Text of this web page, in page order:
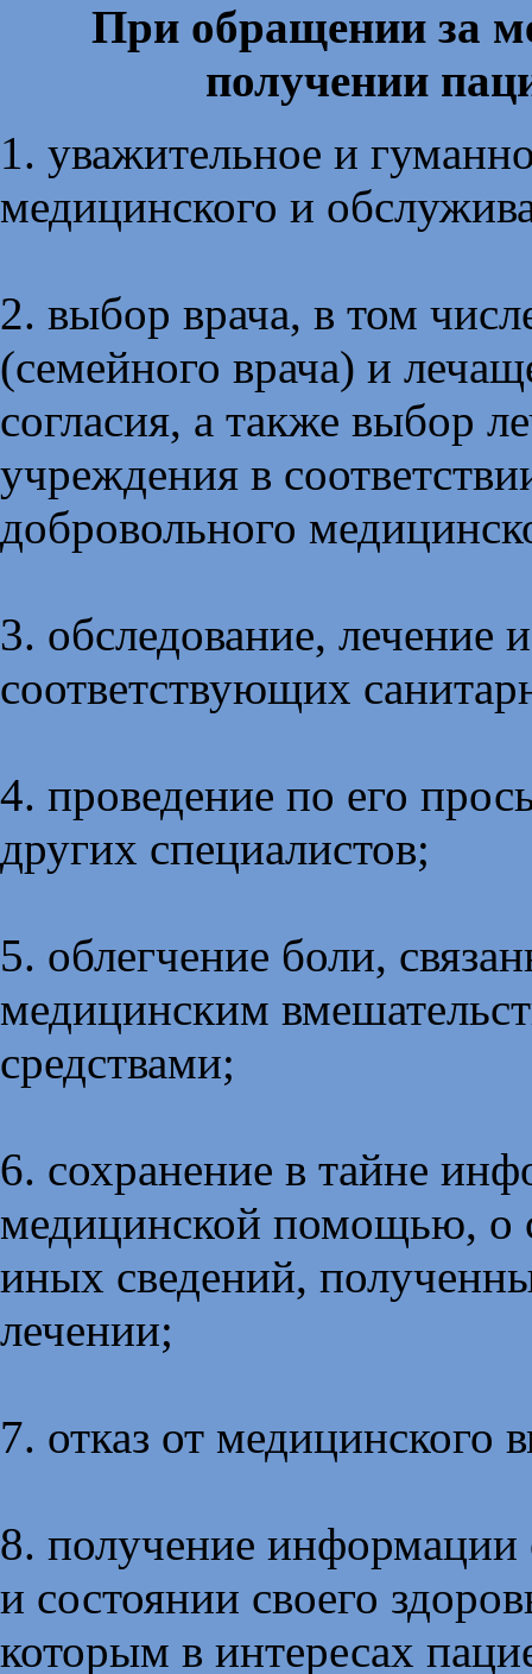
При обращении за
получении
1. уважительное и
медицинского и
2. выбор врача, в том
(семейного врача) и
согласия, а также выбор
учреждения в
добровольного
3. обследование, лечение
соответствующих
4. проведение по его
других специалистов;
5. облегчение боли,
медицинским
средствами;
6. сохранение в тайне
медицинской помощью, о
иных сведений,
лечении;
7. отказ от медицинского
8. получение информации
и состоянии своего
которым в интересах